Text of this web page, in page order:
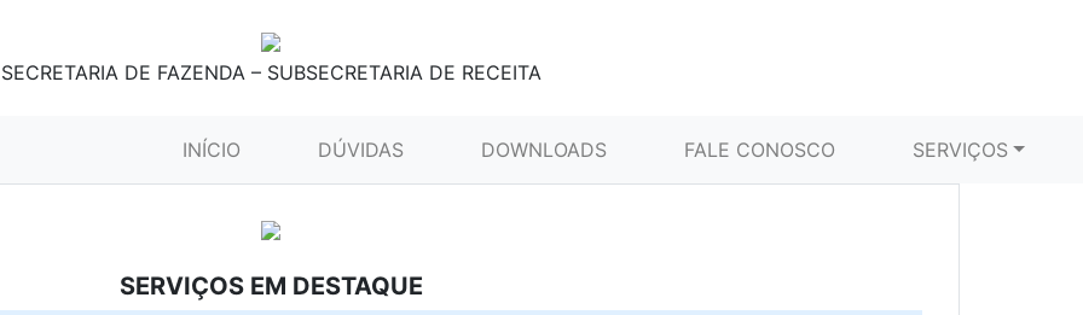
SECRETARIA DE FAZENDA – SUBSECRETARIA DE RECEITA
INÍCIO (CURRENT)DÚVIDAS DOWNLOADS FALE CONOSCO SERVIÇOS
SERVIÇOS EM DESTAQUE